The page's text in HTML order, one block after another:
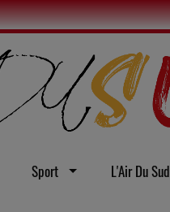
Sport L'Air Du Sud